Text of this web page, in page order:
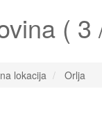
( 3
lokacija Orlja